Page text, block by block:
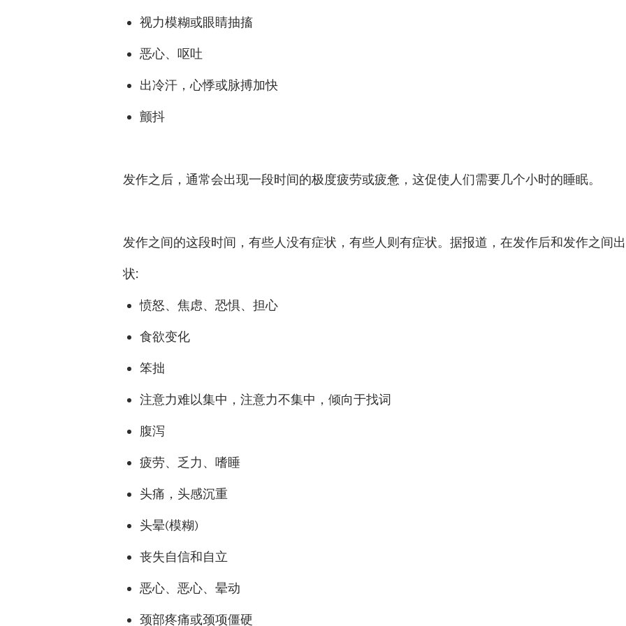
视力模糊或眼睛抽搐
恶心、呕吐
出冷汗，心悸或脉搏加快
颤抖
发作之后，通常会出现一段时间的极度疲劳或疲惫，这促使人们需要几个小时的睡眠。
发作之间的这段时间，有些人没有症状，有些人则有症状。据报道，在发作后和发作之间
状:
愤怒、焦虑、恐惧、担心
食欲变化
笨拙
注意力难以集中，注意力不集中，倾向于找词
腹泻
疲劳、乏力、嗜睡
头痛，头感沉重
头晕(模糊)
丧失自信和自立
恶心、恶心、晕动
颈部疼痛或颈项僵硬